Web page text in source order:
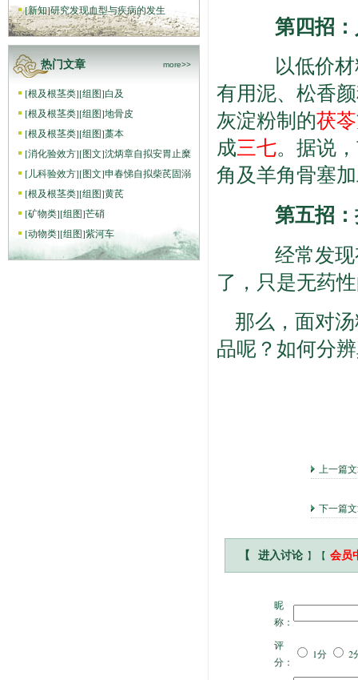
[新知]研究发现血型与疾病的发生
热门文章 more>>
[根及根茎类][组图]白及
[根及根茎类][组图]地骨皮
[根及根茎类][组图]藁本
[消化验效方][图文]沈炳章自拟安胃止糜
[儿科验效方][图文]申春悌自拟柴芪固溺
[根及根茎类][组图]黄芪
[矿物类][组图]芒硝
[动物类][组图]紫河车
第四招
以低价材
有用泥、松香
灰淀粉制的茯苓
成三七。据说
角及羊角骨塞
第五招：
经常发现
了，只是无药
那么，面对
品呢？如何分
上一篇
下一篇
【 进入讨论 】【 会员
昵
称：
评
分：
1分 2